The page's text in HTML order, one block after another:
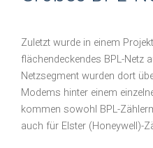
Zuletzt wurde in einem
flächendeckendes BPL-Netz
Netzsegment wurden dort
Modems hinter einem
kommen sowohl BPL-
auch für Elster (Honeywell)-